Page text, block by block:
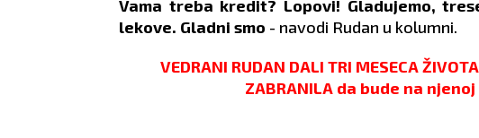
Vama treba kredit? Lopovi! Gladujemo,
lekove. Gladni smo - navodi Rudan u kolumni.
VEDRANI RUDAN DALI TRI MESECA
ZABRANILA da bude na njenoj